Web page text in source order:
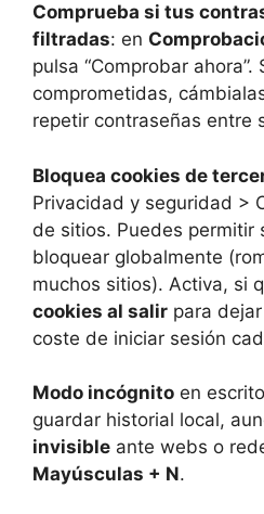
Comprueba si tus
filtradas: en
pulsa “Comprobar
comprometidas,
repetir contraseñas entre
Bloquea cookies de
Privacidad y seguridad >
de sitios. Puedes permitir
bloquear globalmente
muchos sitios). Activa, si
cookies al salir para
coste de iniciar sesión
Modo incógnito en
guardar historial local,
invisible ante webs o
Mayúsculas + N.